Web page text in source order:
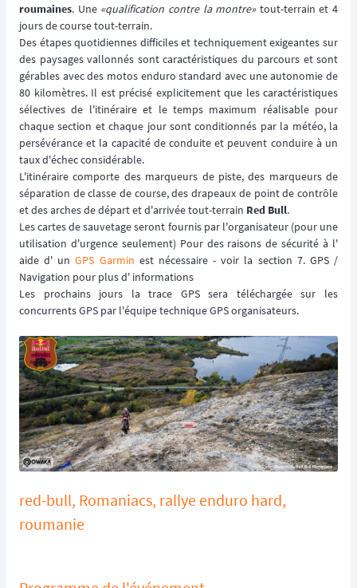
roumaines. Une «qualification contre la montre» tout-terrain et 4
jours de course tout-terrain.
Des étapes quotidiennes difficiles et techniquement exigeantes sur
des paysages vallonnés sont caractéristiques du parcours et sont
gérables avec des motos enduro standard avec une autonomie de
80 kilomètres. Il est précisé explicitement que les caractéristiques
sélectives de l'itinéraire et le temps maximum réalisable pour
chaque section et chaque jour sont conditionnés par la météo, la
persévérance et la capacité de conduite et peuvent conduire à un
taux d'échec considérable.
L'itinéraire comporte des marqueurs de piste, des marqueurs de
séparation de classe de course, des drapeaux de point de contrôle
et des arches de départ et d'arrivée tout-terrain Red Bull.
Les cartes de sauvetage seront fournis par l'organisateur (pour une
utilisation d'urgence seulement) Pour des raisons de sécurité à l'
aide d' unGPS Garmin est nécessaire - voir la section 7. GPS /
Navigation pour plus d' informations
Les prochains jours la trace GPS sera téléchargée sur les
concurrents GPS par l'équipe technique GPS organisateurs.
red-bull, Romaniacs, rallye enduro hard,
roumanie